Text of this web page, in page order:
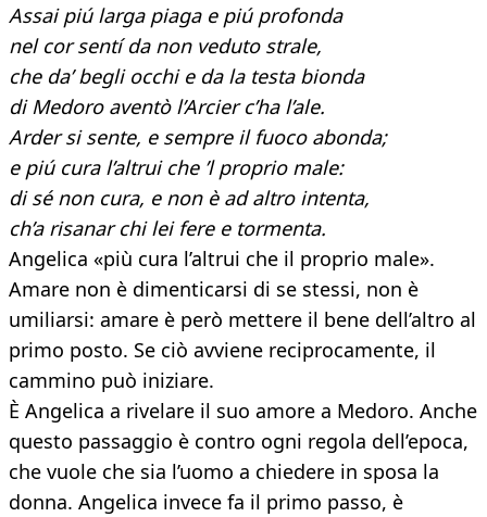
Assai piú larga piaga e piú profonda
nel cor sentí da non veduto strale,
che da’ begli occhi e da la testa bionda
di Medoro aventò l’Arcier c’ha l’ale.
Arder si sente, e sempre il fuoco abonda;
e piú cura l’altrui che ’l proprio male:
di sé non cura, e non è ad altro intenta,
ch’a risanar chi lei fere e tormenta.
Angelica «più cura l’altrui che il proprio male».
Amare non è dimenticarsi di se stessi, non è
umiliarsi: amare è però mettere il bene dell’altro al
primo posto. Se ciò avviene reciprocamente, il
cammino può iniziare.
È Angelica a rivelare il suo amore a Medoro. Anche
questo passaggio è contro ogni regola dell’epoca,
che vuole che sia l’uomo a chiedere in sposa la
donna. Angelica invece fa il primo passo, è